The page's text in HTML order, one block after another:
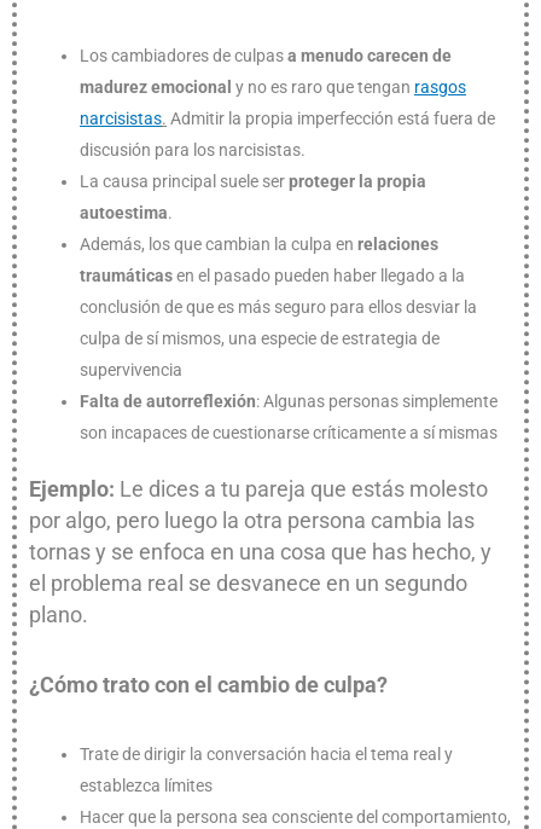
Los cambiadores de culpasa menudo carecen de
madurez emocional y no es raro que tengan rasgos
narcisistas. Admitir la propia imperfección está fuera de
discusión para los narcisistas.
La causa principal suele serproteger la propia
autoestima.
Además, los que cambian la culpa en relaciones
traumáticasen el pasado pueden haber llegado a la
conclusión de que es más seguro para ellos desviar la
culpa de sí mismos, una especie de estrategia de
supervivencia
Falta de autorreflexión: Algunas personas simplemente
son incapaces de cuestionarse críticamente a sí mismas
Ejemplo: Le dices a tu pareja que estás molesto
por algo, pero luego la otra persona cambia las
tornas y se enfoca en una cosa que has hecho, y
el problema real se desvanece en un segundo
plano.
¿Cómo trato con el cambio de culpa?
Trate de dirigir la conversación hacia el tema real y
establezca límites
Hacer que la persona sea consciente del comportamiento,